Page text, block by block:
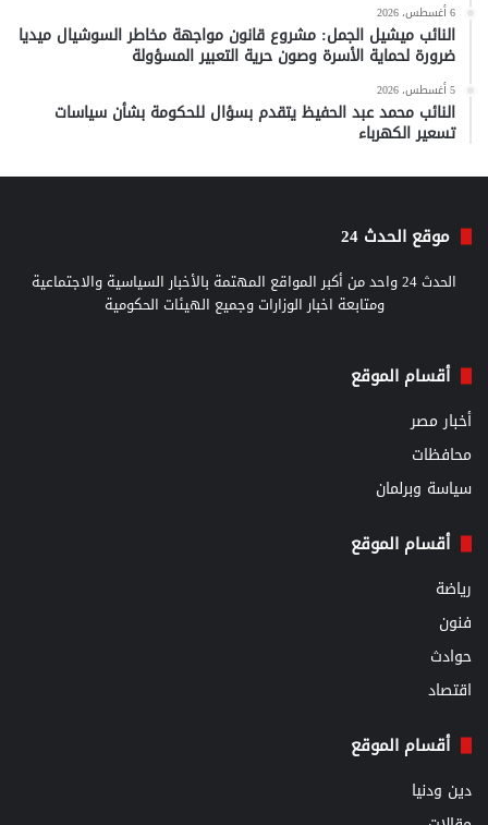
6 أغسطس، 2026
النائب ميشيل الجمل: مشروع قانون مواجهة مخاطر السوشيال ميديا
ضرورة لحماية الأسرة وصون حرية التعبير المسؤولة
5 أغسطس، 2026
النائب محمد عبد الحفيظ يتقدم بسؤال للحكومة بشأن سياسات
تسعير الكهرباء
موقع الحدث 24
الحدث 24 واحد من أكبر المواقع المهتمة بالأخبار السياسية والاجتماعية
ومتابعة اخبار الوزارات وجميع الهيئات الحكومية
أقسام الموقع
أخبار مصر
محافظات
سياسة وبرلمان
أقسام الموقع
رياضة
فنون
حوادث
اقتصاد
أقسام الموقع
دين ودنيا